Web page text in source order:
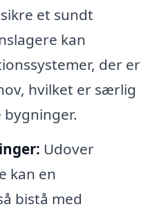
et sundt
kan
der er
hvilket er særlig
Udover
kan en
bistå med